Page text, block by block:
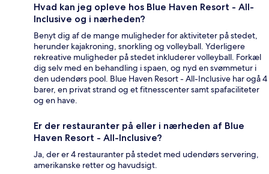
Hvad kan jeg opleve hos Blue Haven Resort - All-
Inclusive og i nærheden?
Benyt dig af de mange muligheder for aktiviteter på stedet,
herunder kajakroning, snorkling og volleyball. Yderligere
rekreative muligheder på stedet inkluderer volleyball. Forkæl
dig selv med en behandling i spaen, og nyd en svømmetur i
den udendørs pool. Blue Haven Resort - All-Inclusive har ogå 4
barer, en privat strand og et fitnesscenter samt spafaciliteter
og en have.
Er der restauranter på eller i nærheden af Blue
Haven Resort - All-Inclusive?
Ja, der er 4 restauranter på stedet med udendørs servering,
amerikanske retter og havudsigt.